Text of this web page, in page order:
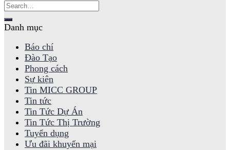
Danh mục
Báo chí
Đào Tạo
Phong cách
Sự kiện
Tin MICC GROUP
Tin tức
Tin Tức Dự Án
Tin Tức Thị Trường
Tuyển dụng
Ưu đãi khuyến mại